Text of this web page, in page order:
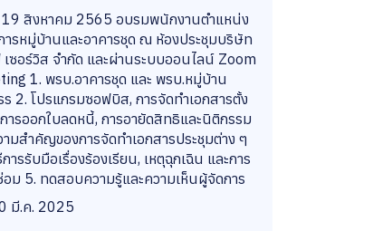
สิงหาคม 2565 อบรมพนักงานตำแหน่ง
ารหมู่บ้านและอาคารชุด ณ ห้องประชุมบริษัท
ซอร์วิส จำกัด และผ่านระบบออนไลน์ Zoom
1. พรบ.อาคารชุด และ พรบ.หมู่บ้าน
ร 2. โปรแกรมซอฟบิส, การจัดทำเอกสารตั้ง
การออกใบลดหนี้, การอายัดสิทธิและนิติกรรม
ามสำคัญของการจัดทำเอกสารประชุมต่าง ๆ
ารรับมือเรื่องร้องเรียน, เหตุฉุกเฉิน และการ
อม 5. ทดสอบความรู้และความเห็นผู้จัดการ
มี.ค. 2025